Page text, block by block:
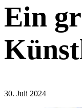
Ein
30. Juli 2024